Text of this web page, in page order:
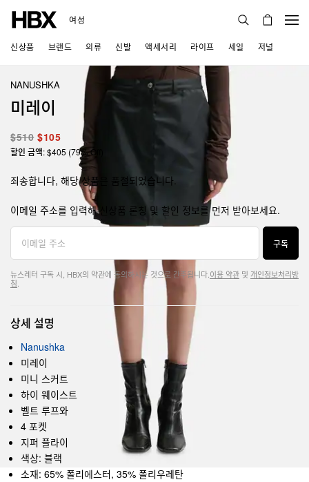
여성
신상품 브랜드 의류 신발 액세서리 라이프 세일 저널
NANUSHKA
미레이
$510 $105
할인 금액: $405 (79% Off)
죄송합니다, 해당 상품은 품절되었습니다.
이메일 주소를 입력해 신상품 론칭 및 할인 정보를 먼저 받아보세요.
구독
뉴스레터 구독 시, HBX의 약관에 동의하시는 것으로 간주됩니다. 이용 약관 및 개인정보처리방
침
상세 설명
Nanushka
미레이
미니 스커트
하이 웨이스트
벨트 루프와
4 포켓
지퍼 플라이
색상: 블랙
소재: 65% 폴리에스터, 35% 폴리우레탄